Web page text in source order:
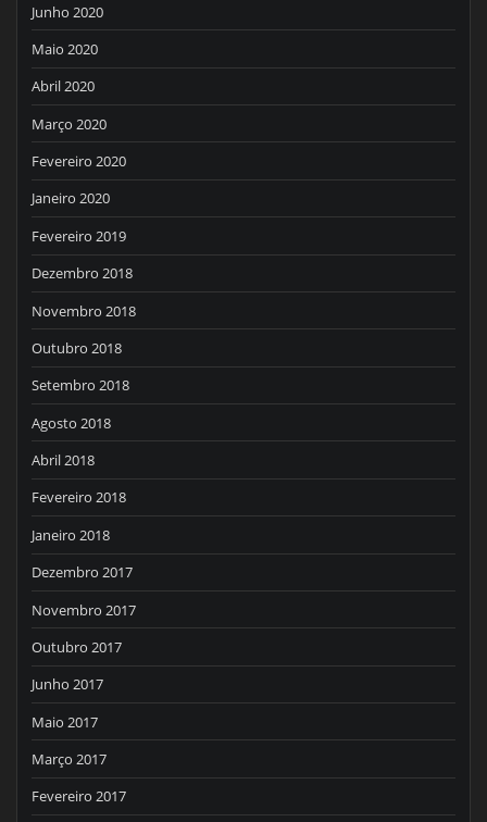
Junho 2020
Maio 2020
Abril 2020
Março 2020
Fevereiro 2020
Janeiro 2020
Fevereiro 2019
Dezembro 2018
Novembro 2018
Outubro 2018
Setembro 2018
Agosto 2018
Abril 2018
Fevereiro 2018
Janeiro 2018
Dezembro 2017
Novembro 2017
Outubro 2017
Junho 2017
Maio 2017
Março 2017
Fevereiro 2017